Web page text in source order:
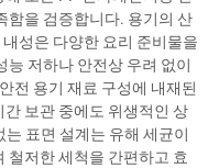
함을 검증합니다. 용기의 산
성은 다양한 요리 준비물을
능 저하나 안전상 우려 없이
전 용기 재료 구성에 내재된
보관 중에도 위생적인 상
표면 설계는 유해 세균이
철저한 세척을 간편하고 효